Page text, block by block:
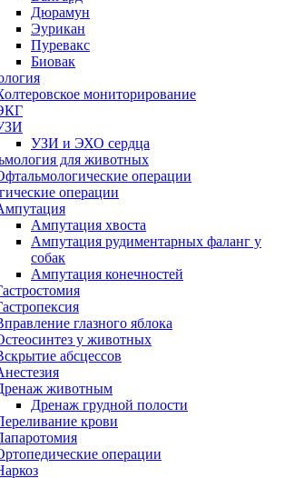
Дюрамун
Эурикан
Пуревакс
Биовак
мониторирование
УЗИ и ЭХО сердца
для животных
операции
операции
Ампутация хвоста
Ампутация рудиментарных фаланг у
собак
Ампутация конечностей
глазного яблока
у животных
абсцессов
животным
Дренаж грудной полости
крови
операции